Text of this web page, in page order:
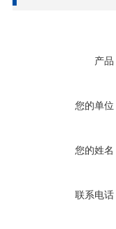
产品
您的单位
您的姓名
联系电话